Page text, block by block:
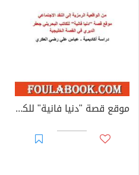
موقع قصة "دنيا فانية" للكاتب البحريني جعفر الديري في القصة الخليجية